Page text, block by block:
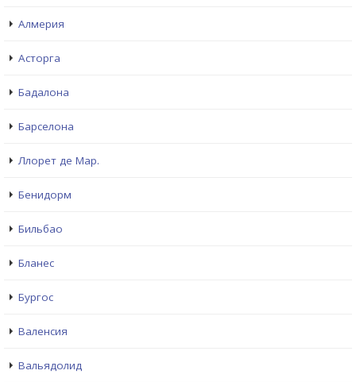
Алмерия
Асторга
Бадалона
Барселона
Ллорет де Мар.
Бенидорм
Бильбао
Бланес
Бургос
Валенсия
Вальядолид